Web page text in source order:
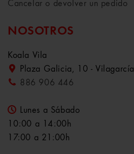
Cancelar o devolver un pedido
NOSOTROS
Koala Vila
Plaza Galicia, 10 - Vilagarcía
886 906 446
Lunes a Sábado
10:00 a 14:00h
17:00 a 21:00h